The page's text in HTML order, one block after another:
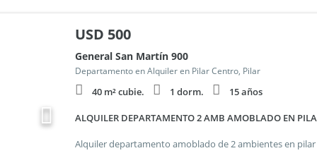
USD 500
General San Martín 900
Departamento en Alquiler en Pilar Centro, Pilar
40 m² cubie. 1 dorm. 15 años
ALQUILER DEPARTAMENTO 2 AMB AMOBLADO EN